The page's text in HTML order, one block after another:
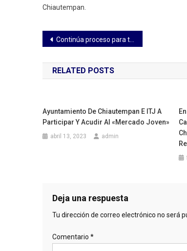
Chiautempan.
Navegación
de
entradas
Continúa proceso para tramitar cartilla de servicio militar en Tlaxcala Capital
RELATED POSTS
Ayuntamiento De Chiautempan E ITJ A
Participar Y Acudir Al «Mercado Joven»
abril 13, 2023 admin
Deja una respuesta
Tu dirección de correo electrónico no será
Comentario *